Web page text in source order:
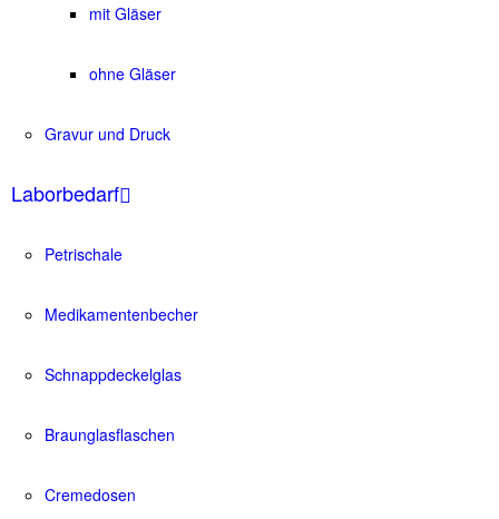
mit Gläser
ohne Gläser
Gravur und Druck
Laborbedarf
Petrischale
Medikamentenbecher
Schnappdeckelglas
Braunglasflaschen
Cremedosen